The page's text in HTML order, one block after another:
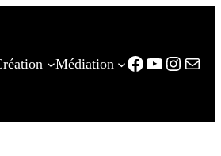
Médiation Facebook
YouTube
E-mail